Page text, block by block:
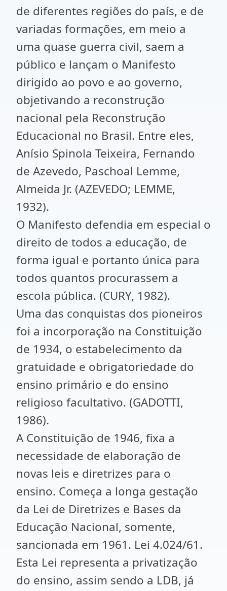
de diferentes regiões do país, e de
variadas formações, em meio a
uma quase guerra civil, saem a
público e lançam o Manifesto
dirigido ao povo e ao governo,
objetivando a reconstrução
nacional pela Reconstrução
Educacional no Brasil. Entre eles,
Anísio Spinola Teixeira, Fernando
de Azevedo, Paschoal Lemme,
Almeida Jr. (AZEVEDO; LEMME,
1932).
O Manifesto defendia em especial o
direito de todos a educação, de
forma igual e portanto única para
todos quantos procurassem a
escola pública. (CURY, 1982).
Uma das conquistas dos pioneiros
foi a incorporação na Constituição
de 1934, o estabelecimento da
gratuidade e obrigatoriedade do
ensino primário e do ensino
religioso facultativo. (GADOTTI,
1986).
A Constituição de 1946, fixa a
necessidade de elaboração de
novas leis e diretrizes para o
ensino. Começa a longa gestação
da Lei de Diretrizes e Bases da
Educação Nacional, somente,
sancionada em 1961. Lei 4.024/61.
Esta Lei representa a privatização
do ensino, assim sendo a LDB, já